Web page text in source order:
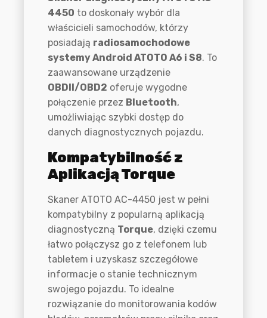
4450 to doskonały wybór dla
właścicieli samochodów, którzy
posiadają radiosamochodowe
systemy Android ATOTO A6 i S8. To
zaawansowane urządzenie
OBDII/OBD2 oferuje wygodne
połączenie przez Bluetooth,
umożliwiając szybki dostęp do
danych diagnostycznych pojazdu.
Kompatybilność z
Aplikacją Torque
Skaner ATOTO AC-4450 jest w pełni
kompatybilny z popularną aplikacją
diagnostyczną Torque, dzięki czemu
łatwo połączysz go z telefonem lub
tabletem i uzyskasz szczegółowe
informacje o stanie technicznym
swojego pojazdu. To idealne
rozwiązanie do monitorowania kodów